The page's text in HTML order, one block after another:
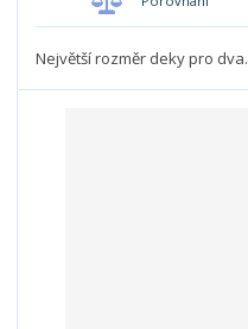
e
t
s
t
v
Největší rozměr deky pro dva.